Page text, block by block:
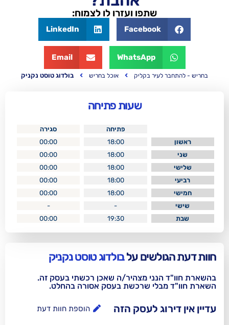
שתפו ועזרו לו לצמוח:
LinkedIn
Email
בקליק אוכל בחריש בולדוג טוסט נקניק
סגירה
18:00
00:00
18:00
00:00
18:00
00:00
18:00
00:00
18:00
00:00
-
-
19:30
00:00
עלבולדוג טוסט נקניק
מצהיר/ה שאכן רכשתי בעסק זה.
שרכשת בעסק אסורה בהחלט.
לעסק הזה הוספת חוות דעת